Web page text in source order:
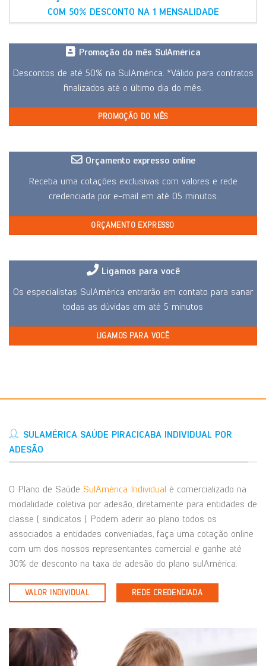
COM 50% DESCONTO NA 1 MENSALIDADE
Promoção do mês SulAmérica
Descontos de até 50% na SulAmérica. *Válido para contratos
finalizados até o último dia do mês.
PROMOÇÃO DO MÊS
Orçamento expresso online
Receba uma cotações exclusivas com valores e rede
credenciada por e-mail em até 05 minutos.
ORÇAMENTO EXPRESSO
Ligamos para você
Os especialistas SulAmérica entrarão em contato para sanar
todas as dúvidas em até 5 minutos
LIGAMOS PARA VOCÊ
SULAMÉRICA SAÚDE PIRACICABA INDIVIDUAL POR
ADESÃO
O Plano de Saúde SulAmérica Individual é comercializado na
modalidade coletiva por adesão, diretamente para entidades de
classe ( sindicatos ). Podem aderir ao plano todos os
associados a entidades conveniadas, faça uma cotação online
com um dos nossos representantes comercial e ganhe até
30% de desconto na taxa de adesão do plano sulAmérica.
VALOR INDIVIDUAL REDE CREDENCIADA